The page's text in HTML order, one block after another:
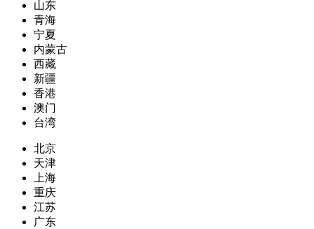
山东
青海
宁夏
内蒙古
西藏
新疆
香港
澳门
台湾
北京
天津
上海
重庆
江苏
广东